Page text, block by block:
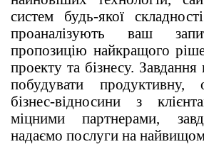
систем будь-якої
проаналізують ваш
пропозицію найкращого
проекту та бізнесу.
побудувати продуктивну,
бізнес-відносини з
міцними партнерами,
надаємо послуги на